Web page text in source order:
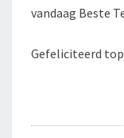
vandaag Beste
Gefeliciteerd